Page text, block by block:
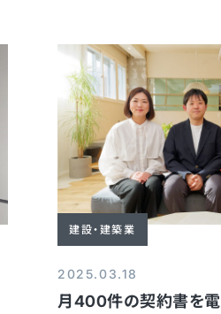
建設・建築業
2025.03.18
月400件の契約書を